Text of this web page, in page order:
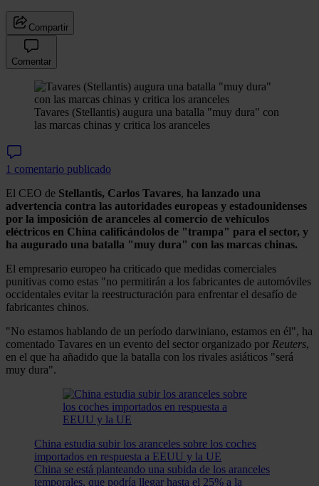
Compartir
Comentar
Tavares (Stellantis) augura una batalla "muy dura" con
las marcas chinas y critica los aranceles
1 comentario publicado
El CEO de Stellantis, Carlos Tavares, ha lanzado una
advertencia contra las autoridades europeas y estadounidenses
por la imposición de aranceles al comercio de vehículos
eléctricos en China calificándolos de "trampa" para el sector, y
ha augurado una batalla "muy dura" con las marcas chinas.
El empresario europeo ha criticado que medidas comerciales
punitivas como estas "no permitirán a los fabricantes de automóviles
occidentales evitar la reestructuración para enfrentar el desafío de
fabricantes chinos.
"No estamos hablando de un período darwiniano, estamos en él", ha
comentado Tavares en un evento del sector organizado por Reuters,
en el que ha añadido que la batalla con los rivales asiáticos "será
muy dura".
China estudia subir los aranceles sobre los coches
importados en respuesta a EEUU y la UE
China se está planteando una subida de los aranceles
temporales, que podría llegar hasta el 25% a la